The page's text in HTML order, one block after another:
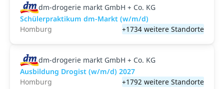
dm-drogerie markt GmbH + Co. KG
Schülerpraktikum dm-Markt (w/m/d)
Homburg
+1734 weitere Standorte
dm-drogerie markt GmbH + Co. KG
Ausbildung Drogist (w/m/d) 2027
Homburg
+1792 weitere Standorte